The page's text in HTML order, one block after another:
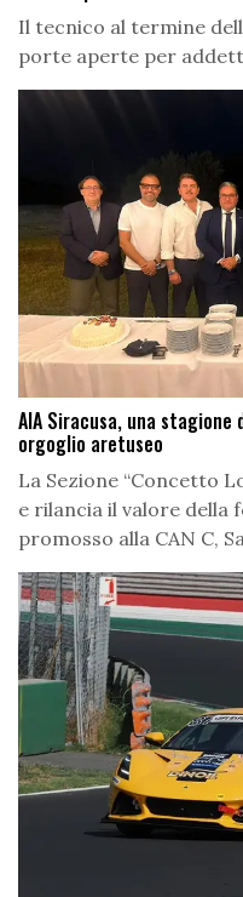
Il tecnico al termine
porte aperte per
AIA Siracusa, una stagione
orgoglio aretuseo
La Sezione “Concetto
e rilancia il valore della
promosso alla CAN C,